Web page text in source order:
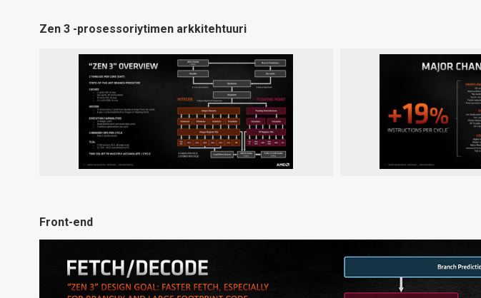
Zen 3 -prosessoriytimen arkkitehtuuri
Front-end